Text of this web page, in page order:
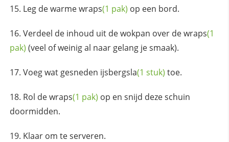
Leg de warmewraps(1 pak) op een bord.
Verdeel de inhoud uit de wokpan over dewraps(1
pak) (veel of weinig al naar gelang je smaak).
Voeg wat gesneden ijsbergsla(1 stuk) toe.
Rol dewraps(1 pak) op en snijd deze schuin
doormidden.
Klaar om te serveren.